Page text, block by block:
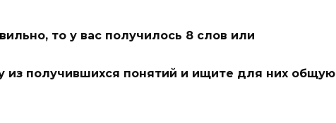
то у вас получилось 8 слов или
из получившихся понятий и ищите для них общую